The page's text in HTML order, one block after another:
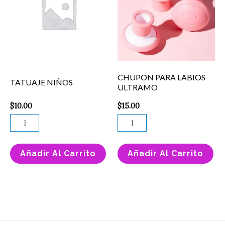
TATUAJE NIÑOS
$10.00
Añadir Al Carrito
CHUPON PARA LABIOS
ULTRAMO
$15.00
ULTRAMO
cantidad
Añadir Al Carrito